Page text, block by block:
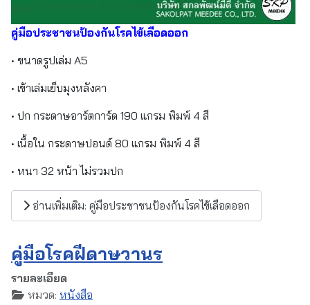
คู่มือประชาชนป้องกันโรคไข้เลือดออก
• ขนาดรูปเล่ม A5
• เข้าเล่มเย็บมุงหลังคา
• ปก กระดาษอาร์ตการ์ด 190 แกรม พิมพ์ 4 สี
• เนื้อใน กระดาษปอนด์ 80 แกรม พิมพ์ 4 สี
• หนา 32 หน้า ไม่รวมปก
อ่านเพิ่มเติม: คู่มือประชาชนป้องกันโรคไข้เลือดออก
คู่มือโรคฝีดาษวานร
รายละเอียด
หมวด: หนังสือ